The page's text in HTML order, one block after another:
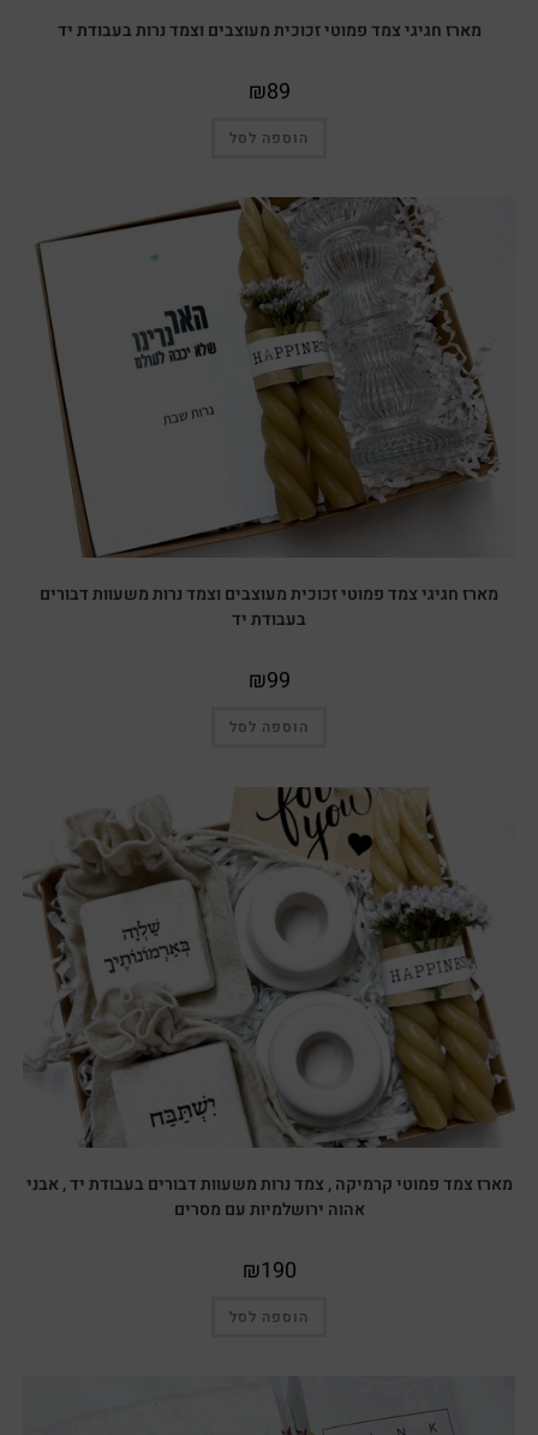
מארז חגיגי צמד פמוטי זכוכית מעוצבים וצמד נרות בעבודת יד
₪89
הוספה לסל
מארז חגיגי צמד פמוטי זכוכית מעוצבים וצמד נרות משעוות דבורים
בעבודת יד
₪99
הוספה לסל
מארז צמד פמוטי קרמיקה , צמד נרות משעוות דבורים בעבודת יד , אבני
אהוה ירושלמיות עם מסרים
₪190
הוספה לסל